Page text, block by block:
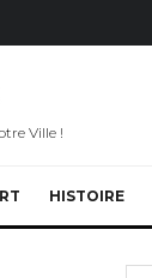
Ville !
HISTOIRE